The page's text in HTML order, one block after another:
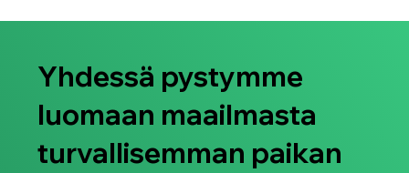
Yhdessä pystymme
luomaan maailmasta
turvallisemman paikan